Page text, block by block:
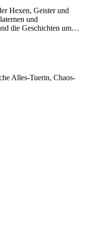
Hexen, Geister und
und
die Geschichten um…
Alles-Tuerin, Chaos-